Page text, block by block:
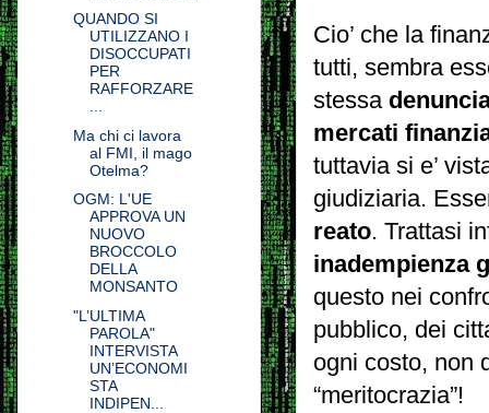
Cio’ che la
tutti, sembra
stessa
mercati
tuttavia si e’
giudiziaria.
reato. Trattasi
inadempienza
questo nei
pubblico, dei
ogni costo, non
“meritocrazia”!
QUANDO SI
UTILIZZANO I
DISOCCUPATI
PER
RAFFORZARE
...
Ma chi ci lavora
al FMI, il mago
Otelma?
OGM: L'UE
APPROVA UN
NUOVO
BROCCOLO
DELLA
MONSANTO
"L’ULTIMA
PAROLA"
INTERVISTA
UN’ECONOMI
STA
INDIPEN...